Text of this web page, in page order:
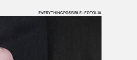
EVERYTHINGPOSSIBLE - FOTOLIA
EVERYTHINGPOSSIBLE - FOTOLIA